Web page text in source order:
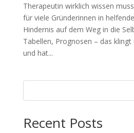
Therapeutin wirklich wissen
für viele Gründerinnen in
Hindernis auf dem Weg in die
Tabellen, Prognosen – das
und hat...
Recent Posts